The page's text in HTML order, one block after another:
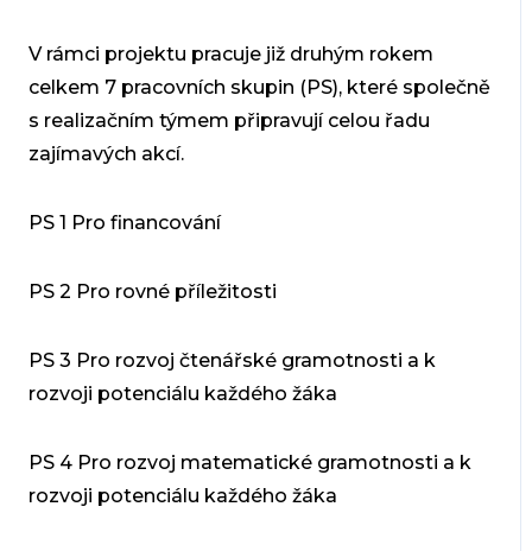
V rámci projektu pracuje již druhým rokem
celkem 7 pracovních skupin (PS), které společně
s realizačním týmem připravují celou řadu
zajímavých akcí.
PS 1 Pro financování
PS 2 Pro rovné příležitosti
PS 3 Pro rozvoj čtenářské gramotnosti a k
rozvoji potenciálu každého žáka
PS 4 Pro rozvoj matematické gramotnosti a k
rozvoji potenciálu každého žáka